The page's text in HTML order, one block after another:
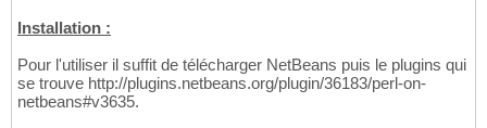
Installation :
Pour l'utiliser il suffit de télécharger NetBeans puis le plugins qui
se trouve http://plugins.netbeans.org/plugin/36183/perl-on-
netbeans#v3635.